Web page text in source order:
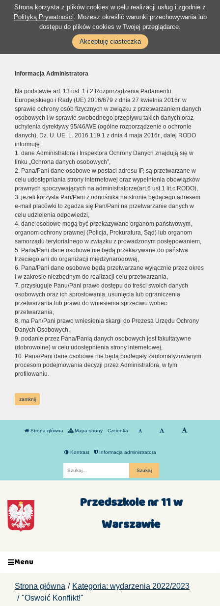
Strona korzysta z plików cookies w celu realizacji usług i zgodnie z
Polityką Prywatności. Możesz określić warunki przechowywania lub
dostępu do plików cookies w Twojej przeglądarce.
Akceptuję ciasteczka
Informacja Administratora
Na podstawie art. 13 ust. 1 i 2 Rozporządzenia Parlamentu
Europejskiego i Rady (UE) 2016/679 z dnia 27 kwietnia 2016r. w
sprawie ochrony osób fizycznych w związku z przetwarzaniem danych
osobowych i w sprawie swobodnego przepływu takich danych oraz
uchylenia dyrektywy 95/46/WE (ogólne rozporządzenie o ochronie
danych), Dz. U. UE. L. 2016.119.1 z dnia 4 maja 2016r., dalej RODO
informuję:
1. dane Administratora i Inspektora Ochrony Danych znajdują się w
linku „Ochrona danych osobowych”,
2. Pana/Pani dane osobowe w postaci adresu IP, są przetwarzane w
celu udostępniania strony internetowej oraz wypełnienia obowiązków
prawnych spoczywających na administratorze(art.6 ust.1 lit.c RODO),
3. jeżeli korzysta Pan/Pani z odnośnika na stronie będącego adresem
e-mail placówki to zgadza się Pan/Pani na przetwarzanie danych w
celu udzielenia odpowiedzi,
4. dane osobowe mogą być przekazywane organom państwowym,
organom ochrony prawnej (Policja, Prokuratura, Sąd) lub organom
samorządu terytorialnego w związku z prowadzonym postępowaniem,
5. Pana/Pani dane osobowe nie będą przekazywane do państwa
trzeciego ani do organizacji międzynarodowej,
6. Pana/Pani dane osobowe będą przetwarzane wyłącznie przez okres
i w zakresie niezbędnym do realizacji celu przetwarzania,
7. przysługuje Panu/Pani prawo dostępu do treści swoich danych
osobowych oraz ich sprostowania, usunięcia lub ograniczenia
przetwarzania lub prawo do wniesienia sprzeciwu wobec
przetwarzania,
8. ma Pan/Pani prawo wniesienia skargi do Prezesa Urzędu Ochrony
Danych Osobowych,
9. podanie przez Pana/Panią danych osobowych jest fakultatywne
(dobrowolne) w celu udostępnienia strony internetowej,
10. Pana/Pani dane osobowe nie będą podlegały zautomatyzowanym
procesom podejmowania decyzji przez Administratora, w tym
profilowaniu.
zamknij
Strona główna Mapa strony Czcionka
Kontrast Informacja administratora
Przedszkole nr 11 w
Warszawie
Menu
Strona główna
Kategoria: wydarzenia 2022/2023
"Oswoić Konflikt!"